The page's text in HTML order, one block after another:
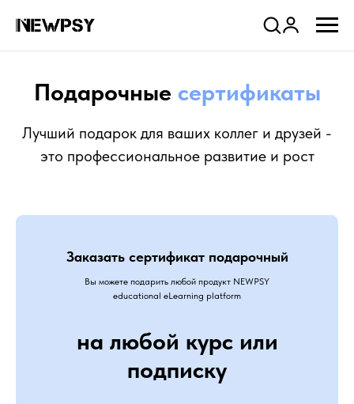
Подарочные сертификаты
Лучший подарок для ваших коллег и друзей -
это профессиональное развитие и рост
Заказать сертификат подарочный
Вы можете подарить любой продукт NEWPSY
educational eLearning platform
на любой курс или
подписку